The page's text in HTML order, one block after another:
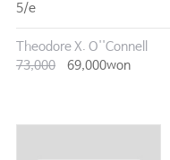
5/e
Theodore X. O''Connell
73,000
69,000won